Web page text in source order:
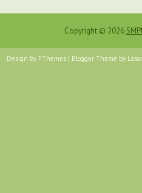
Copyright © 2026
Design by FThemes | Blogger Theme by